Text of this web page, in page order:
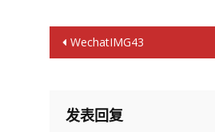
文
章
航
WechatIMG43
发表回复